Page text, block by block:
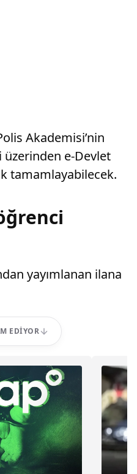
Akademisi’nin
üzerinden e-Devlet
tamamlayabilecek.
yayımlanan ilana
EDIYOR